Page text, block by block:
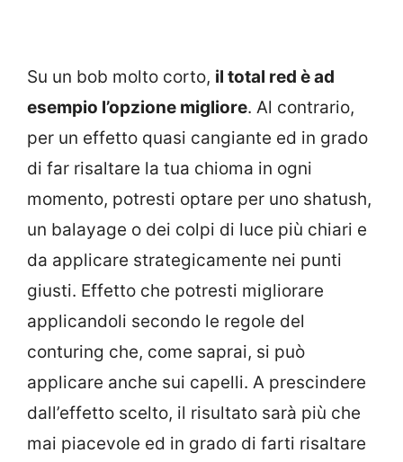
Su un bob molto corto, il total red è ad
esempio l’opzione migliore. Al contrario,
per un effetto quasi cangiante ed in grado
di far risaltare la tua chioma in ogni
momento, potresti optare per uno shatush,
un balayage o dei colpi di luce più chiari e
da applicare strategicamente nei punti
giusti. Effetto che potresti migliorare
applicandoli secondo le regole del
conturing che, come saprai, si può
applicare anche sui capelli. A prescindere
dall’effetto scelto, il risultato sarà più che
mai piacevole ed in grado di farti risaltare